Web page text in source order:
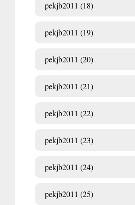
pekjb2011 (18)
pekjb2011 (19)
pekjb2011 (20)
pekjb2011 (21)
pekjb2011 (22)
pekjb2011 (23)
pekjb2011 (24)
pekjb2011 (25)